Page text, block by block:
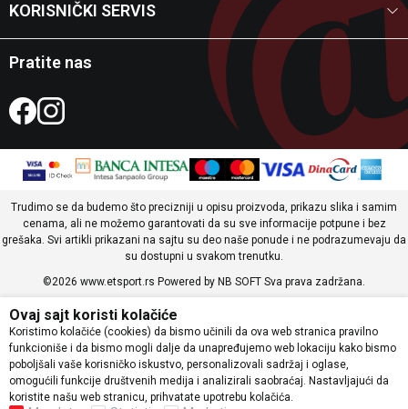
KORISNIČKI SERVIS
Pratite nas
Trudimo se da budemo što precizniji u opisu proizvoda, prikazu slika i samim
cenama, ali ne možemo garantovati da su sve informacije potpune i bez
grešaka. Svi artikli prikazani na sajtu su deo naše ponude i ne podrazumevaju da
su dostupni u svakom trenutku.
©2026 www.etsport.rs Powered by NB SOFT Sva prava zadržana.
Ovaj sajt koristi kolačiće
Koristimo kolačiće (cookies) da bismo učinili da ova web stranica pravilno
funkcioniše i da bismo mogli dalje da unapređujemo web lokaciju kako bismo
poboljšali vaše korisničko iskustvo, personalizovali sadržaj i oglase,
omogućili funkcije društvenih medija i analizirali saobraćaj. Nastavljajući da
koristite našu web stranicu, prihvatate upotrebu kolačića.